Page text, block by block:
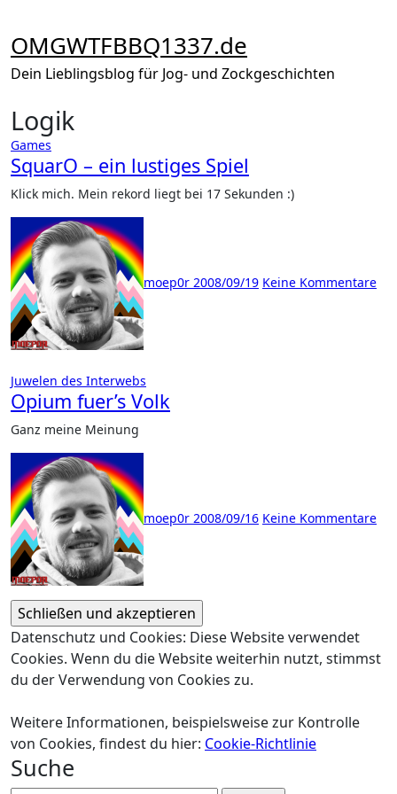
springen
OMGWTFBBQ1337.de
Dein Lieblingsblog für Jog- und Zockgeschichten
Logik
Games
SquarO – ein lustiges Spiel
Klick mich. Mein rekord liegt bei 17 Sekunden :)
moep0r 2008/09/19 Keine Kommentare
Juwelen des Interwebs
Opium fuer’s Volk
Ganz meine Meinung
moep0r 2008/09/16 Keine Kommentare
Datenschutz und Cookies: Diese Website verwendet
Cookies. Wenn du die Website weiterhin nutzt, stimmst
du der Verwendung von Cookies zu.
Weitere Informationen, beispielsweise zur Kontrolle
von Cookies, findest du hier: Cookie-Richtlinie
Suche